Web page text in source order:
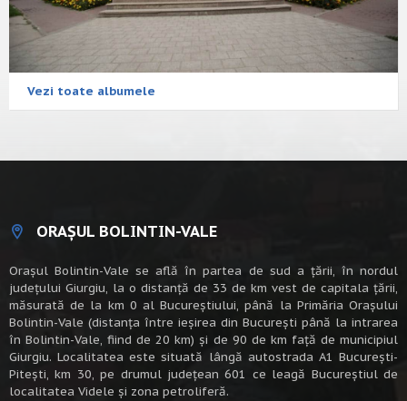
Vezi toate albumele
ORAȘUL BOLINTIN-VALE
Oraşul Bolintin-Vale se află în partea de sud a ţării, în nordul
judeţului Giurgiu, la o distanţă de 33 de km vest de capitala țării,
măsurată de la km 0 al Bucureștiului, până la Primăria Orașului
Bolintin-Vale (distanța între ieșirea din București până la intrarea
în Bolintin-Vale, fiind de 20 km) şi de 90 de km faţă de municipiul
Giurgiu. Localitatea este situată lângă autostrada A1 Bucureşti-
Piteşti, km 30, pe drumul judeţean 601 ce leagă Bucureştiul de
localitatea Videle şi zona petroliferă.